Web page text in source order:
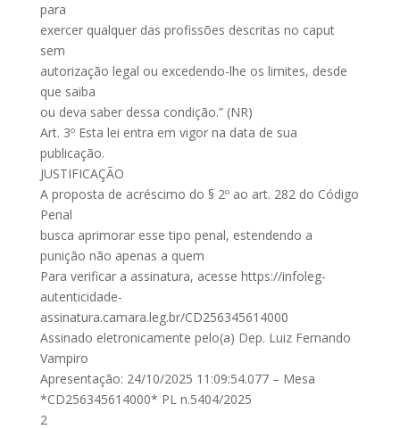
para
exercer qualquer das profissões descritas no caput
sem
autorização legal ou excedendo-lhe os limites, desde
que saiba
ou deva saber dessa condição.” (NR)
Art. 3º Esta lei entra em vigor na data de sua
publicação.
JUSTIFICAÇÃO
A proposta de acréscimo do § 2º ao art. 282 do Código
Penal
busca aprimorar esse tipo penal, estendendo a
punição não apenas a quem
Para verificar a assinatura, acesse https://infoleg-
autenticidade-
assinatura.camara.leg.br/CD256345614000
Assinado eletronicamente pelo(a) Dep. Luiz Fernando
Vampiro
Apresentação: 24/10/2025 11:09:54.077 – Mesa
*CD256345614000* PL n.5404/2025
2